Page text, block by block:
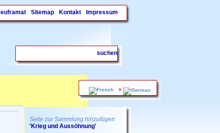
Sitemap Kontakt Impressum
.
Seite zur Sammlung hinzufügen
'Krieg und Aussöhnung'